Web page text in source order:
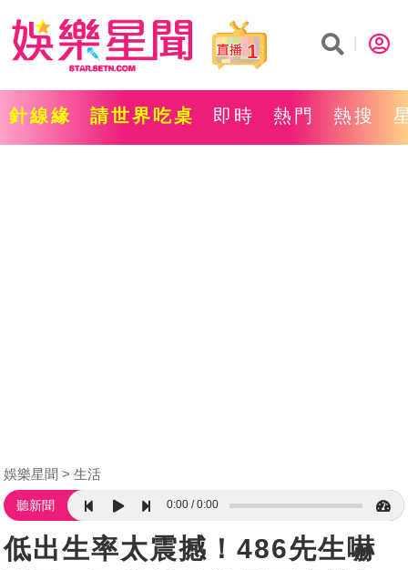
1
針線緣 請世界吃桌 即時 熱門 熱搜
娛樂星聞 生活
聽新聞 0:00 0:00
低出生率太震撼！486先生嚇